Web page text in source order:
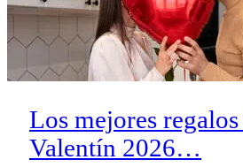
Los mejores regalos
Valentín 2026…